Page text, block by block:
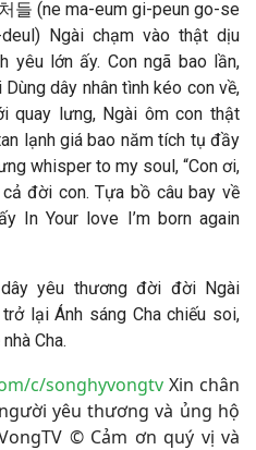
들 (ne ma-eum gi-peun go-se
Ngài chạm vào thật dịu
yêu lớn ấy. Con ngã bao lần,
dây nhân tình kéo con về,
quay lưng, Ngài ôm con thật
lạnh giá bao năm tích tụ đầy
whisper to my soul, “Con ơi,
đời con. Tựa bồ câu bay về
In Your love I’m born again
yêu thương đời đời Ngài
lại Ánh sáng Cha chiếu soi,
Cha.
c/songhyvongtv​ Xin chân
yêu thương và ủng hộ
© Cảm ơn quý vị và